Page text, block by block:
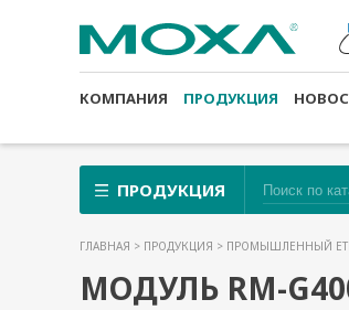
КОМПАНИЯ ПРОДУКЦИЯ
ПРОДУКЦИЯ
ГЛАВНАЯ > ПРОДУКЦИЯ > ПРОМЫШЛЕННЫЙ
МОДУЛЬ RM-